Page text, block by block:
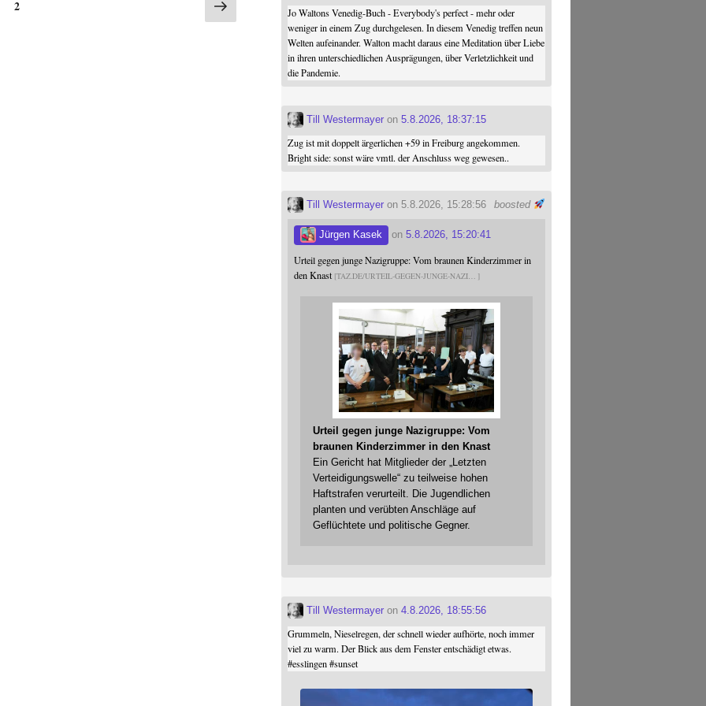
2
Seite
Jo Waltons Venedig-Buch - Everybody's perfect - mehr oder
weniger in einem Zug durchgelesen. In diesem Venedig treffen neun
Welten aufeinander. Walton macht daraus eine Meditation über Liebe
in ihren unterschiedlichen Ausprägungen, über Verletzlichkeit und
die Pandemie.
Till Westermayer on5.8.2026, 18:37:15
Zug ist mit doppelt ärgerlichen +59 in Freiburg angekommen.
Bright side: sonst wäre vmtl. der Anschluss weg gewesen..
boosted
Till Westermayer on 5.8.2026, 15:28:56
Jürgen Kasek on5.8.2026, 15:20:41
Urteil gegen junge Nazigruppe: Vom braunen Kinderzimmer in
den Knast TAZ.DE/URTEIL-GEGEN-JUNGE-NAZI
Urteil gegen junge Nazigruppe: Vom
braunen Kinderzimmer in den Knast
Ein Gericht hat Mitglieder der „Letzten
Verteidigungswelle“ zu teilweise hohen
Haftstrafen verurteilt. Die Jugendlichen
planten und verübten Anschläge auf
Geflüchtete und politische Gegner.
Till Westermayer on4.8.2026, 18:55:56
Grummeln, Nieselregen, der schnell wieder aufhörte, noch immer
viel zu warm. Der Blick aus dem Fenster entschädigt etwas.
#esslingen #sunset